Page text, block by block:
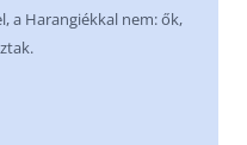
a Harangiékkal nem: ők,